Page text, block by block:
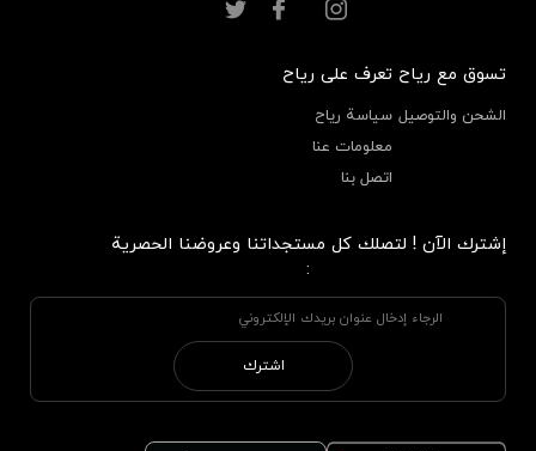
تسوق مع رياح
الشحن والتوصيل
تعرف على رياح
سياسة رياح
معلومات عنا
اتصل بنا
إشترك الآن ! لتصلك كل مستجداتنا وعروضنا الحصرية
:
اشترك